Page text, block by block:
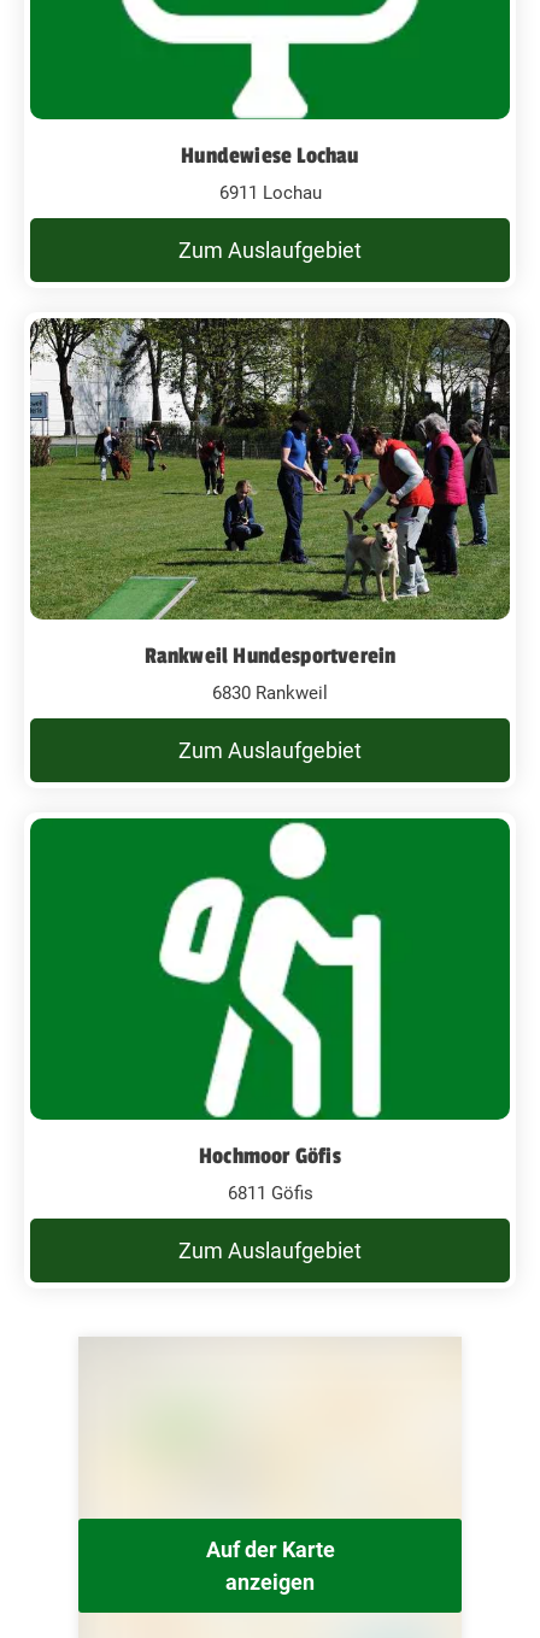
Hundewiese Lochau
6911 Lochau
Zum Auslaufgebiet
Rankweil Hundesportverein
6830 Rankweil
Zum Auslaufgebiet
Hochmoor Göfis
6811 Göfis
Zum Auslaufgebiet
Auf der Karte
anzeigen